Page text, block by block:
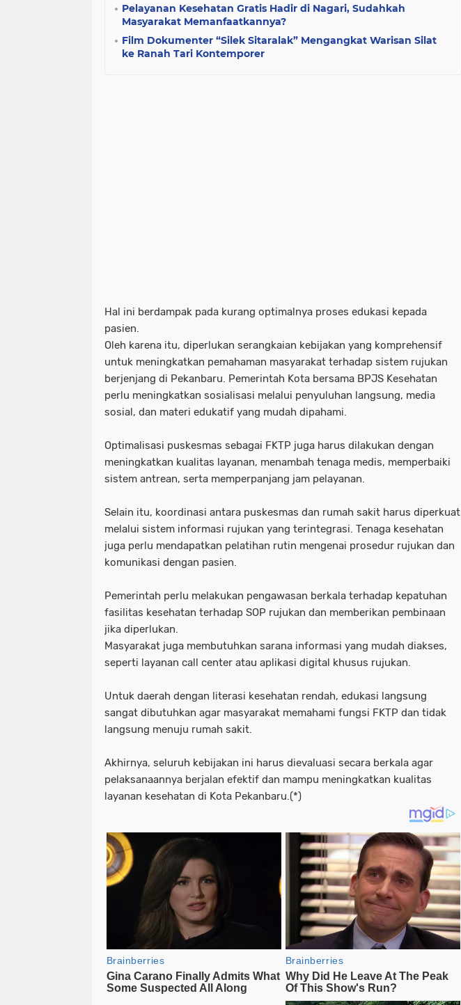
Pelayanan Kesehatan Gratis Hadir di Nagari, Sudahkah
Masyarakat Memanfaatkannya?
Film Dokumenter “Silek Sitaralak” Mengangkat Warisan Silat
ke Ranah Tari Kontemporer
Hal ini berdampak pada kurang optimalnya proses edukasi kepada
pasien.
Oleh karena itu, diperlukan serangkaian kebijakan yang komprehensif
untuk meningkatkan pemahaman masyarakat terhadap sistem rujukan
berjenjang di Pekanbaru. Pemerintah Kota bersama BPJS Kesehatan
perlu meningkatkan sosialisasi melalui penyuluhan langsung, media
sosial, dan materi edukatif yang mudah dipahami.
Optimalisasi puskesmas sebagai FKTP juga harus dilakukan dengan
meningkatkan kualitas layanan, menambah tenaga medis, memperbaiki
sistem antrean, serta memperpanjang jam pelayanan.
Selain itu, koordinasi antara puskesmas dan rumah sakit harus diperkuat
melalui sistem informasi rujukan yang terintegrasi. Tenaga kesehatan
juga perlu mendapatkan pelatihan rutin mengenai prosedur rujukan dan
komunikasi dengan pasien.
Pemerintah perlu melakukan pengawasan berkala terhadap kepatuhan
fasilitas kesehatan terhadap SOP rujukan dan memberikan pembinaan
jika diperlukan.
Masyarakat juga membutuhkan sarana informasi yang mudah diakses,
seperti layanan call center atau aplikasi digital khusus rujukan.
Untuk daerah dengan literasi kesehatan rendah, edukasi langsung
sangat dibutuhkan agar masyarakat memahami fungsi FKTP dan tidak
langsung menuju rumah sakit.
Akhirnya, seluruh kebijakan ini harus dievaluasi secara berkala agar
pelaksanaannya berjalan efektif dan mampu meningkatkan kualitas
layanan kesehatan di Kota Pekanbaru.(*)